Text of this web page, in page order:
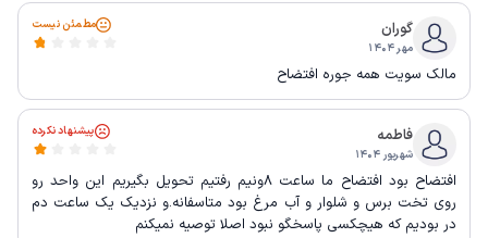
گوران
مهر ۱۴۰۴
مطمئن نیست
مالک سویت همه جوره افتضاح
فاطمه
شهریور ۱۴۰۴
پیشنهاد نکرده
افتضاح بود افتضاح ما ساعت ۸ونیم رفتیم تحویل بگیریم این واحد رو
روی تخت برس و شلوار و آب مرغ بود متاسفانه.و نزدیک یک ساعت دم
در بودیم که هیچکسی پاسخگو نبود اصلا توصیه نمیکنم